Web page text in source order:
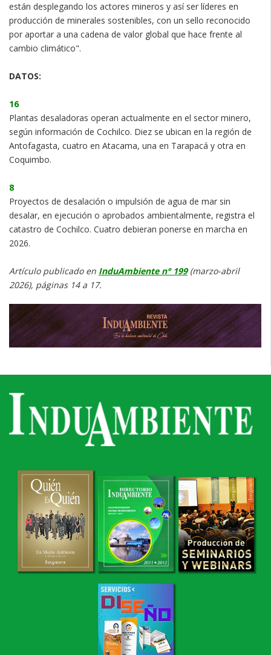
están desplegando los actores mineros y así ser líderes en
producción de minerales sostenibles, con un sello reconocido
por aportar a una cadena de valor global que hace frente al
cambio climático".
DATOS:
16
Plantas desaladoras operan actualmente en el sector minero,
según información de Cochilco. Diez se ubican en la región de
Antofagasta, cuatro en Atacama, una en Tarapacá y otra en
Coquimbo.
8
Proyectos de desalación o impulsión de agua de mar sin
desalar, en ejecución o aprobados ambientalmente, registra el
catastro de Cochilco. Cuatro debieran ponerse en marcha en
2026.
Artículo publicado en InduAmbiente n° 199(marzo-abril
2026), páginas 14 a 17.